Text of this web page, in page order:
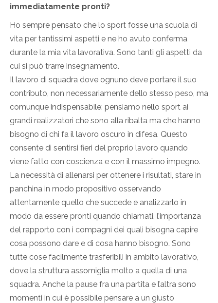
immediatamente pronti?
Ho sempre pensato che lo sport fosse una scuola di
vita per tantissimi aspetti e ne ho avuto conferma
durante la mia vita lavorativa. Sono tanti gli aspetti da
cui si può trarre insegnamento.
Il lavoro di squadra dove ognuno deve portare il suo
contributo, non necessariamente dello stesso peso, ma
comunque indispensabile: pensiamo nello sport ai
grandi realizzatori che sono alla ribalta ma che hanno
bisogno di chi fa il lavoro oscuro in difesa. Questo
consente di sentirsi fieri del proprio lavoro quando
viene fatto con coscienza e con il massimo impegno.
La necessità di allenarsi per ottenere i risultati, stare in
panchina in modo propositivo osservando
attentamente quello che succede e analizzarlo in
modo da essere pronti quando chiamati, l’importanza
del rapporto con i compagni dei quali bisogna capire
cosa possono dare e di cosa hanno bisogno. Sono
tutte cose facilmente trasferibili in ambito lavorativo,
dove la struttura assomiglia molto a quella di una
squadra. Anche la pause fra una partita e l’altra sono
momenti in cui è possibile pensare a un giusto